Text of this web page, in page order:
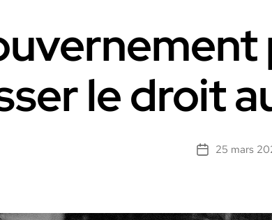
le droit
Date25 mars